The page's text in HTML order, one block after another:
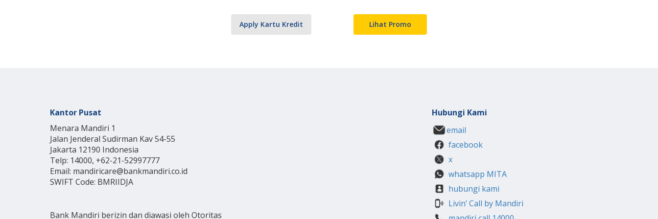
Apply Kartu Kredit Lihat Promo
Kantor Pusat
Menara Mandiri 1
Jalan Jenderal Sudirman Kav 54-55
Jakarta 12190 Indonesia
Telp: 14000, +62-21-52997777
Email: mandiricare@bankmandiri.co.id
SWIFT Code: BMRIIDJA
Bank Mandiri berizin dan diawasi oleh Otoritas
Hubungi Kami
email
facebook
x
whatsapp MITA
hubungi kami
Livin’ Call by Mandiri